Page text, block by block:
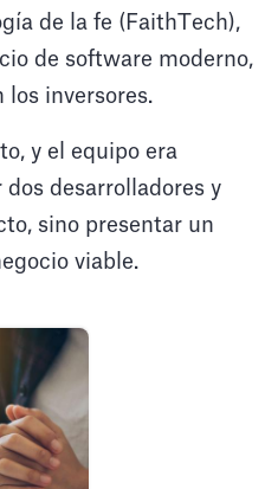
de la fe (FaithTech),
de software moderno,
los inversores.
y el equipo era
desarrolladores y
sino presentar un
viable.